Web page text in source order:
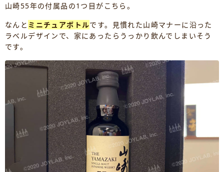
山崎55年の付属品の1つ目がこちら。
なんと ミニチュアボトルです。見慣れた山崎マナーに沿った
ラベルデザインで、家にあったらうっかり飲んでしまいそう
です。